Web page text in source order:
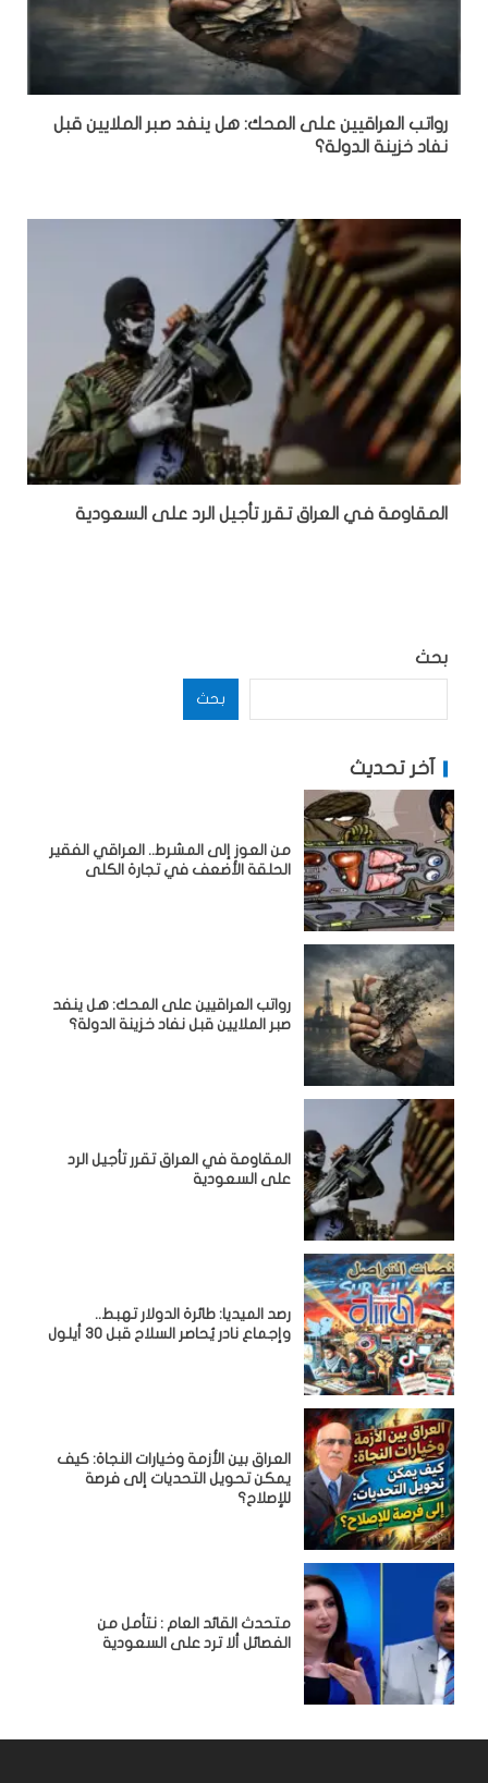
رواتب العراقيين على المحك: هل ينفد صبر الملايين قبل
نفاد خزينة الدولة؟
المقاومة في العراق تقرر تأجيل الرد على السعودية
بحث
بحث
آخر تحديث
من العوز إلى المشرط.. العراقي الفقير
الحلقة الأضعف في تجارة الكلى
رواتب العراقيين على المحك: هل ينفد
صبر الملايين قبل نفاد خزينة الدولة؟
المقاومة في العراق تقرر تأجيل الرد
على السعودية
رصد الميديا: طائرة الدولار تهبط..
وإجماع نادر يُحاصر السلاح قبل 30 أيلول
العراق بين الأزمة وخيارات النجاة: كيف
يمكن تحويل التحديات إلى فرصة
للإصلاح؟
متحدث القائد العام : نتأمل من
الفصائل ألا ترد على السعودية